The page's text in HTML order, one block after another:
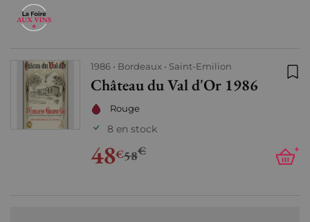
1986 Bordeaux Saint-Emilion
Château du Val d'Or 1986
Rouge
8 en stock
48€58€ +